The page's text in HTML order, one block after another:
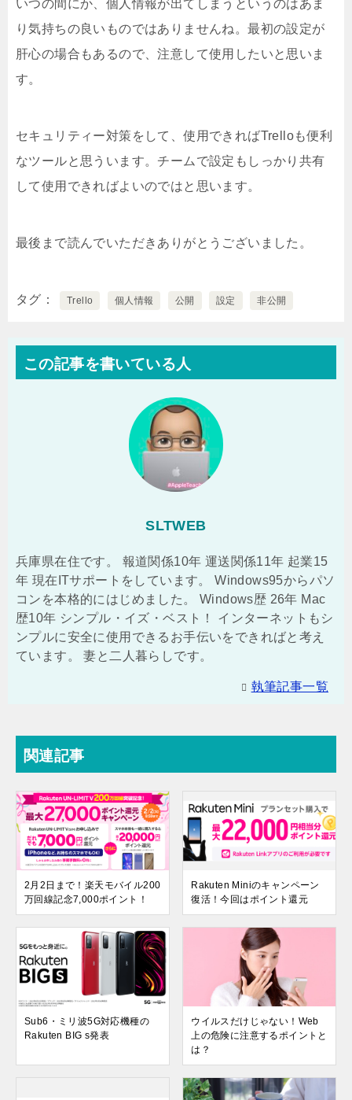
いつの間にか、個人情報が出てしまうというのはあま
り気持ちの良いものではありませんね。最初の設定が
肝心の場合もあるので、注意して使用したいと思いま
す。
セキュリティー対策をして、使用できればTrelloも便利
なツールと思ういます。チームで設定もしっかり共有
して使用できればよいのではと思います。
最後まで読んでいただきありがとうございました。
タグ Trello 個人情報 公開 設定 非公開
この記事を書いている人
SLTWEB
兵庫県在住です。 報道関係10年 運送関係11年 起業15
年 現在ITサポートをしています。 Windows95からパソ
コンを本格的にはじめました。 Windows歴 26年 Mac
歴10年 シンプル・イズ・ベスト！ インターネットもシ
ンプルに安全に使用できるお手伝いをできればと考え
ています。 妻と二人暮らしです。
執筆記事一覧
関連記事
2月2日まで！楽天モバイル200
万回線記念7,000ポイント！
Rakuten Miniのキャンペーン
復活！今回はポイント還元
Sub6・ミリ波5G対応機種の
Rakuten BIG s発表
ウイルスだけじゃない！Web
上の危険に注意するポイントと
は？